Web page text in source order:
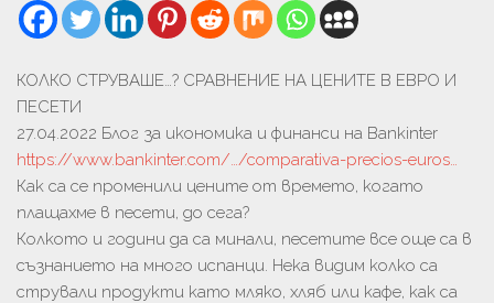
КОЛКО СТРУВАШЕ…? СРАВНЕНИЕ НА ЦЕНИТЕ В ЕВРО И
ПЕСЕТИ
27.04.2022 Блог за икономика и финанси на Bankinter
https://www.bankinter.com/…/comparativa-precios-euros…
Как са се променили цените от времето, когато
плащахме в песети, до сега?
Колкото и години да са минали, песетите все още са в
съзнанието на много испанци. Нека видим колко са
стрували продукти като мляко, хляб или кафе, как са